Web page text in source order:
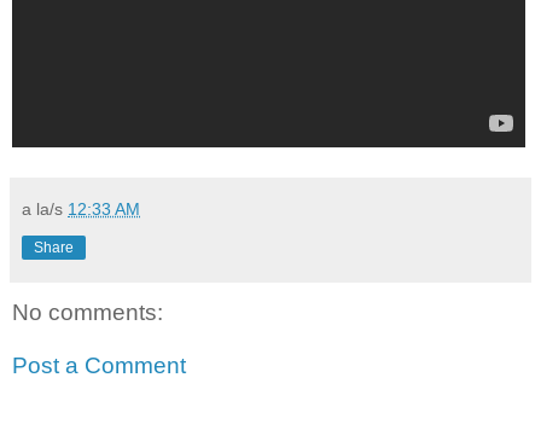
a la/s 12:33 AM
Share
No comments:
Post a Comment